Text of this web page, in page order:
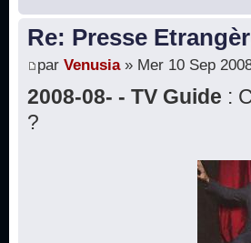
Re: Presse
par Venusia» Mer 10 Sep
2008-08- - TV Guide :
?